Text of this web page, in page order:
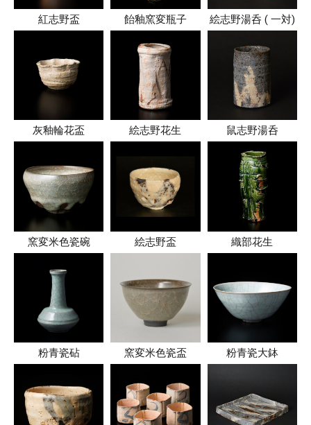
紅志野盃 飴釉窯変瓶子 絵志野湯呑 ( 一対)
灰釉輪花盃 絵志野花生 鼠志野湯呑
窯変米色瓷碗 絵志野盃 織部花生
粉青瓷砧 窯変米色瓷盃 粉青瓷大鉢